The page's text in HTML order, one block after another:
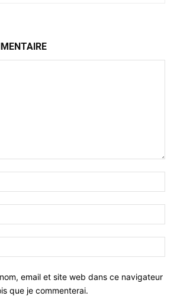
email et site web dans ce navigateur
que je commenterai.